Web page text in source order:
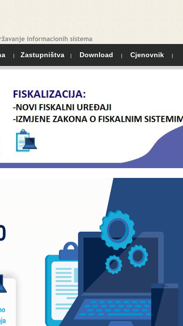
| Zastupništva | Download | Cjenovnik |